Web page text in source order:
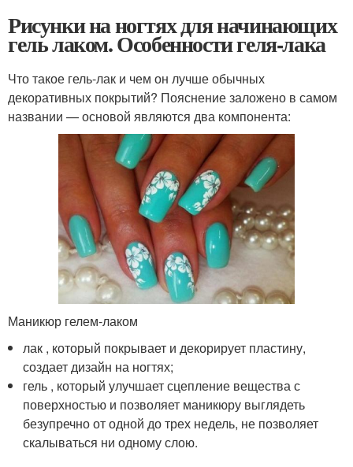
Рисунки на ногтях для начинающих
гель лаком. Особенности геля-лака
Что такое гель-лак и чем он лучше обычных
декоративных покрытий? Пояснение заложено в самом
названии — основой являются два компонента:
Маникюр гелем-лаком
лак , который покрывает и декорирует пластину,
создает дизайн на ногтях;
гель , который улучшает сцепление вещества с
поверхностью и позволяет маникюру выглядеть
безупречно от одной до трех недель, не позволяет
скалываться ни одному слою.